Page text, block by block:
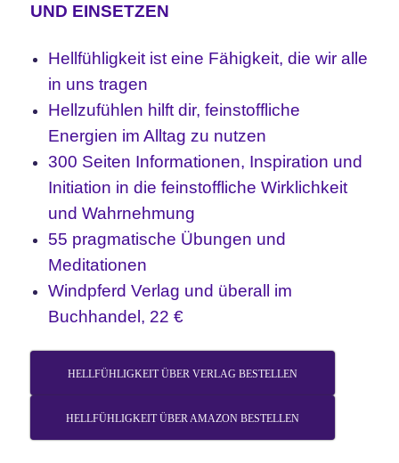
UND EINSETZEN
Hellfühligkeit ist eine Fähigkeit, die wir alle
in uns tragen
Hellzufühlen hilft dir, feinstoffliche
Energien im Alltag zu nutzen
300 Seiten Informationen, Inspiration und
Initiation in die feinstoffliche Wirklichkeit
und Wahrnehmung
55 pragmatische Übungen und
Meditationen
Windpferd Verlag und überall im
Buchhandel, 22 €
HELLFÜHLIGKEIT ÜBER VERLAG BESTELLEN
HELLFÜHLIGKEIT ÜBER AMAZON BESTELLEN